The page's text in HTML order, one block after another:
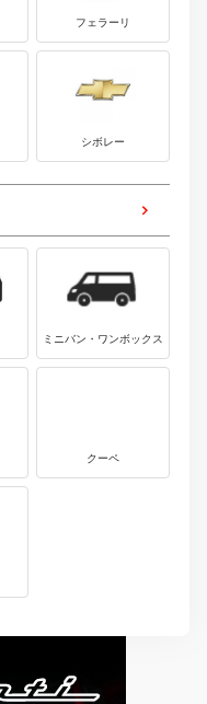
フェラーリ
シボレー
ミニバン・ワンボックス
クーペ